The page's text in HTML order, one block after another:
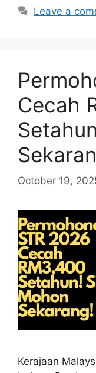
Leave a
Cecah
October 19,
Kerajaan